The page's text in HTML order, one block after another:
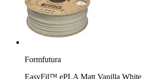
Formfutura
EasyFil™ ePLA Matt Vanilla White